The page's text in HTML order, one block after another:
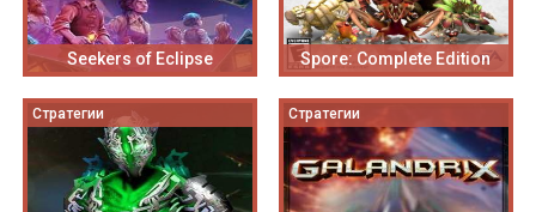
Seekers of Eclipse Spore: Complete Edition
Стратегии Стратегии